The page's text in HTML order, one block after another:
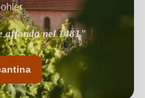
affonda nel 1481"